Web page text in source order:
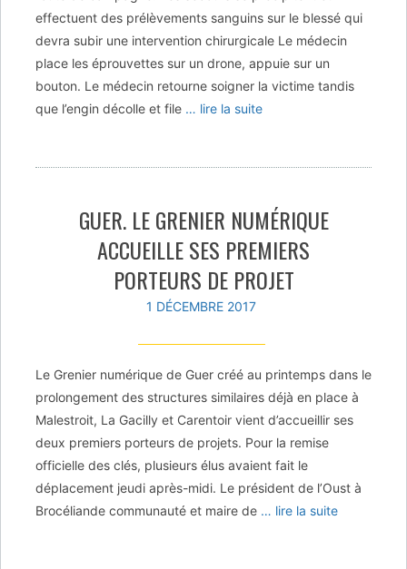
effectuent des prélèvements sanguins sur le blessé qui
devra subir une intervention chirurgicale Le médecin
place les éprouvettes sur un drone, appuie sur un
bouton. Le médecin retourne soigner la victime tandis
que l’engin décolle et file … lire la suite
GUER. LE GRENIER NUMÉRIQUE
ACCUEILLE SES PREMIERS
PORTEURS DE PROJET
1 DÉCEMBRE 2017
Le Grenier numérique de Guer créé au printemps dans le
prolongement des structures similaires déjà en place à
Malestroit, La Gacilly et Carentoir vient d’accueillir ses
deux premiers porteurs de projets. Pour la remise
officielle des clés, plusieurs élus avaient fait le
déplacement jeudi après-midi. Le président de l’Oust à
Brocéliande communauté et maire de … lire la suite